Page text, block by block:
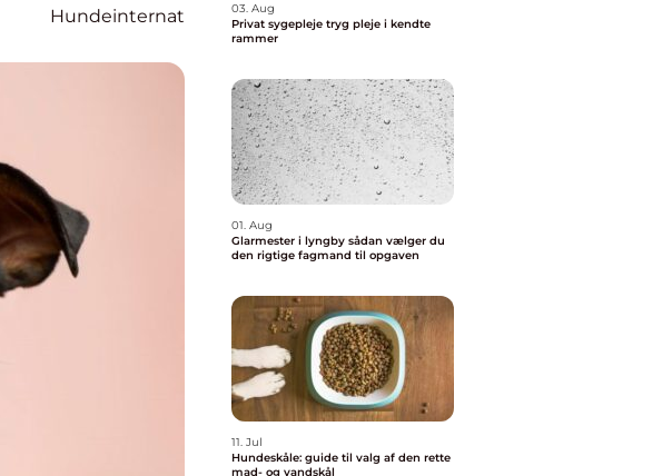
Hundeinternat
03. Aug
Privat sygepleje tryg pleje i kendte
rammer
01. Aug
Glarmester i lyngby sådan vælger du
den rigtige fagmand til opgaven
11. Jul
Hundeskåle: guide til valg af den rette
mad- og vandskål